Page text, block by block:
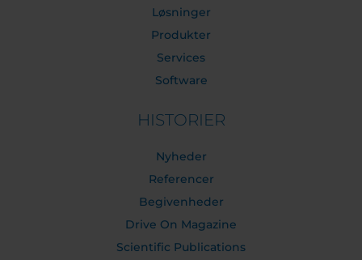
Løsninger
Produkter
Services
Software
HISTORIER
Nyheder
Referencer
Begivenheder
Drive On Magazine
Scientific Publications